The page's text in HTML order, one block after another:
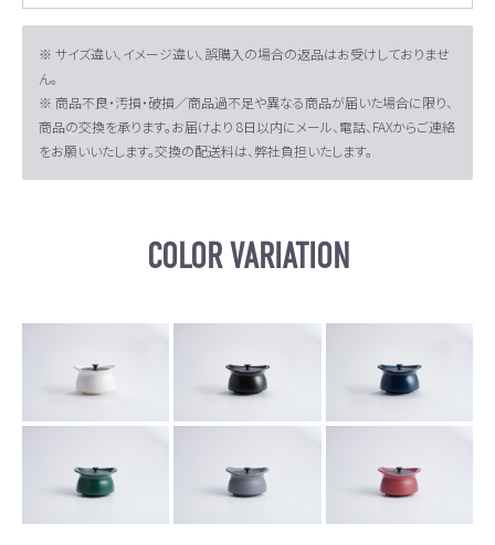
※ サイズ違い、イメージ違い、誤購入の場合の返品はお受けしておりませ
ん。
※ 商品不良・汚損・破損／商品過不足や異なる商品が届いた場合に限り、
商品の交換を承ります。お届けより 8日以内にメール、電話、FAXからご連絡
をお願いいたします。交換の配送料は、弊社負担いたします。
COLOR VARIATION